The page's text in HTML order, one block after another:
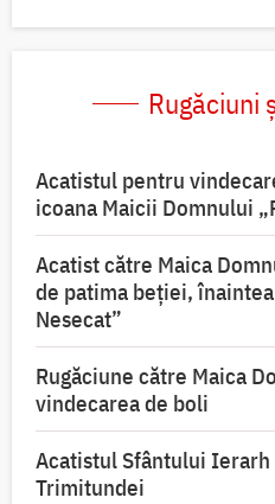
Rugăciuni
Acatistul pentru
icoana Maicii Domnului
Acatist către Maica
de patima beției,
Nesecat”
Rugăciune către Maica
vindecarea de boli
Acatistul Sfântului
Trimitundei